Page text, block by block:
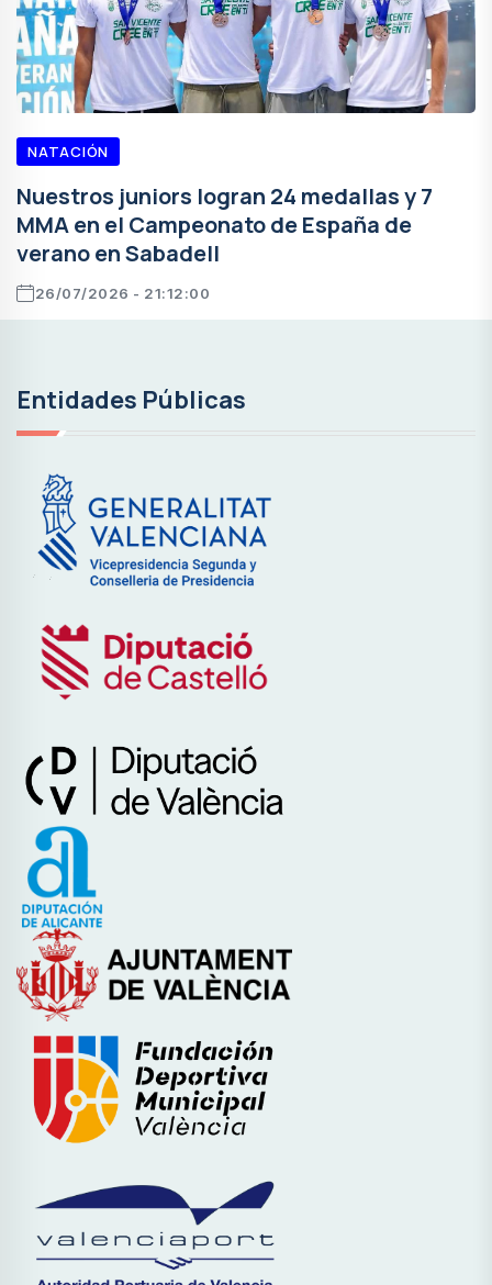
NATACIÓN
Nuestros juniors logran 24 medallas y 7
MMA en el Campeonato de España de
verano en Sabadell
26/07/2026 - 21:12:00
Entidades Públicas